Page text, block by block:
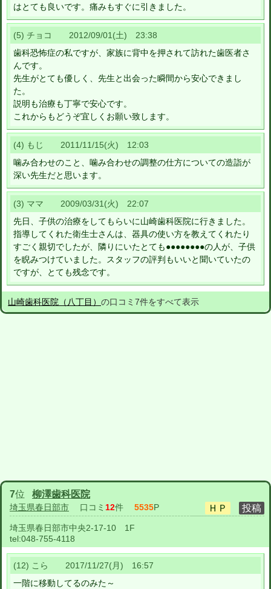
はとても良いです。痛みもすぐに引きました。
(5) チョコ 2012/09/01(土) 23:38
歯科恐怖症の私ですが、家族に背中を押されて訪れた歯医者さ
んです。
先生がとても優しく、先生と出会った瞬間から安心できまし
た。
説明も治療も丁寧で安心です。
これからもどうぞ宜しくお願い致します。
(4) もじ 2011/11/15(火) 12:03
噛み合わせのこと、噛み合わせの調整の仕方についての造詣が
深い先生だと思います。
(3) ママ 2009/03/31(火) 22:07
先日、子供の治療をしてもらいに山崎歯科医院に行きました。
指導してくれた衛生士さんは、器具の使い方を教えてくれたり
すごく親切でしたが、隣りにいたとても●●●●●●●●の人が、子供
を睨みつけていました。スタッフの評判もいいと聞いていたの
ですが、とても残念です。
山崎歯科医院（八丁目） の口コミ7件をすべて表示
7位 柳澤歯科医院
埼玉県春日部市 口コミ 12件 5535P
埼玉県春日部市中央2-17-10 1F
tel:048-755-4118
(12) こら 2017/11/27(月) 16:57
一階に移動してるのみた～